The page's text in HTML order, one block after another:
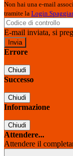
Non hai una e-mail
tramite la Login
E-mail inviata, si
Errore
Chiudi
Successo
Chiudi
Informazione
Chiudi
Attendere...
Attendere il